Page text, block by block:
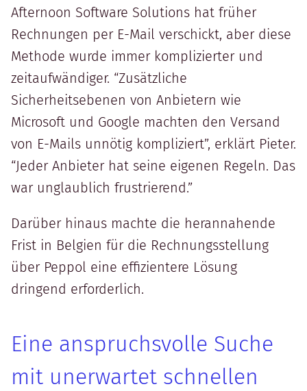
Afternoon Software Solutions hat früher
Rechnungen per E-Mail verschickt, aber diese
Methode wurde immer komplizierter und
zeitaufwändiger. “Zusätzliche
Sicherheitsebenen von Anbietern wie
Microsoft und Google machten den Versand
von E-Mails unnötig kompliziert”, erklärt Pieter.
“Jeder Anbieter hat seine eigenen Regeln. Das
war unglaublich frustrierend.”
Darüber hinaus machte die herannahende
Frist in Belgien für die Rechnungsstellung
über Peppol eine effizientere Lösung
dringend erforderlich.
Eine anspruchsvolle Suche
mit unerwartet schnellen